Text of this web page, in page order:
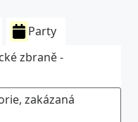
Party
zbraně -
zakázaná